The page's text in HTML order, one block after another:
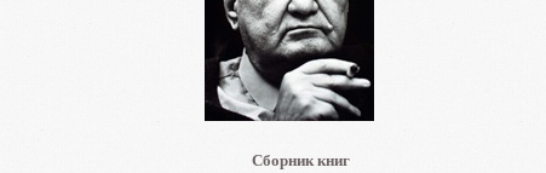
Сборник книг